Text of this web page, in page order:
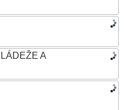
A